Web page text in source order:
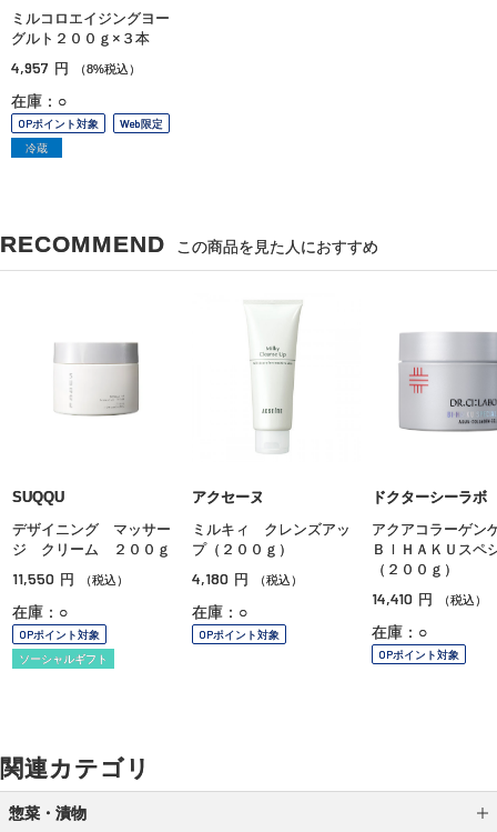
ミルコロエイジングヨー
グルト２００ｇ×３本
4,957 円 （8%税込）
在庫：○
OPポイント対象
Web限定
冷蔵
RECOMMEND この商品を見た人におすすめ
SUQQU
デザイニング マッサー
ジ クリーム ２００ｇ
11,550 円 （税込）
在庫：○
OPポイント対象
ソーシャルギフト
アクセーヌ
ミルキィ クレンズアッ
プ（２００ｇ）
4,180 円 （税込）
在庫：○
OPポイント対象
ドクターシーラボ
アクアコラーゲ
ＢＩＨＡＫＵスペ
（２００ｇ）
14,410 円 （税込）
在庫：○
OPポイント対象
関連カテゴリ
惣菜・漬物